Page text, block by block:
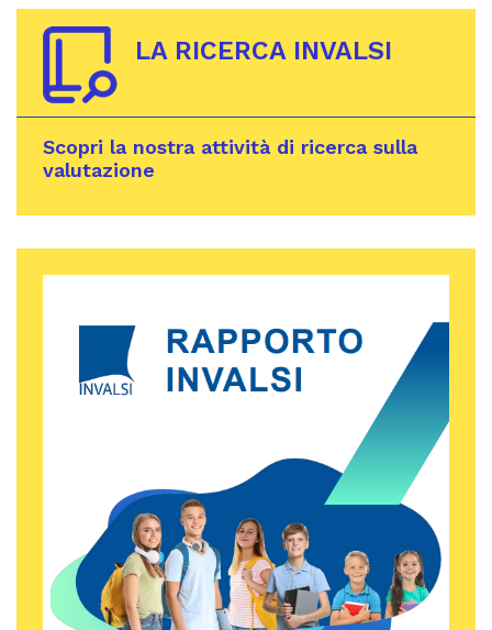
LA RICERCA INVALSI
Scopri la nostra attività di ricerca sulla
valutazione